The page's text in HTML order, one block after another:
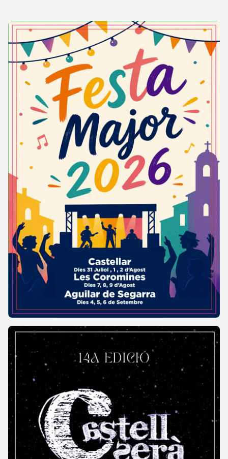
El Gran Kursaal es va inaugurar per la Festa Major
de 1927 amb una funció de gala de l'òpera "Aida", de
Verdi. Va ser el teatre més gran de Manresa, amb un
aforament de fins a 2.000 persones, entre la platea,
les flotges, l'amfiteatre i el galliner. Pensat
originàriament com a cinema, va acollir també una
gran varietat d'actes i espectacles: teatre, sarsue-
les, òperes, concerts, revista, dansa, conferències,
jocs florals, festivals, mítings... fins al tancament
l'any 1988, en què va passar a ser de propietat
municipal.
El Kursaal va tornar a obrir les portes la vigília de
Nadal de 1995. L'associació cultural El Galliner va
triar aquest espai per presentar-se i reivindicar
l'equipament per a la ciutat. El suport popular al
flarg de deu anys va permetre reinaugurar-lo el
2007 amb una sala gran de 800 localitats, i una de
petita, per a 200 persones. El Kursaal viu ara lina
segona etapa i és un referent en la difusió de les
arts escèniques d'àmbit nacional.